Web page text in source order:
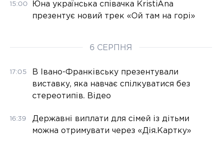
15:00
Юна українська співачка KristiAna
презентує новий трек «Ой там на горі»
6 СЕРПНЯ
17:05
В Івано-Франківську презентували
виставку, яка навчає спілкуватися без
стереотипів. Відео
16:39
Державні виплати для сімей із дітьми
можна отримувати через «Дія.Картку»